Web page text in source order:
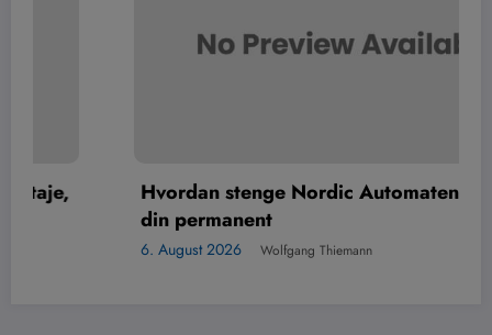
Hvordan stenge Nordic Automaten-kontoen
din permanent
6. August 2026 Wolfgang Thiemann